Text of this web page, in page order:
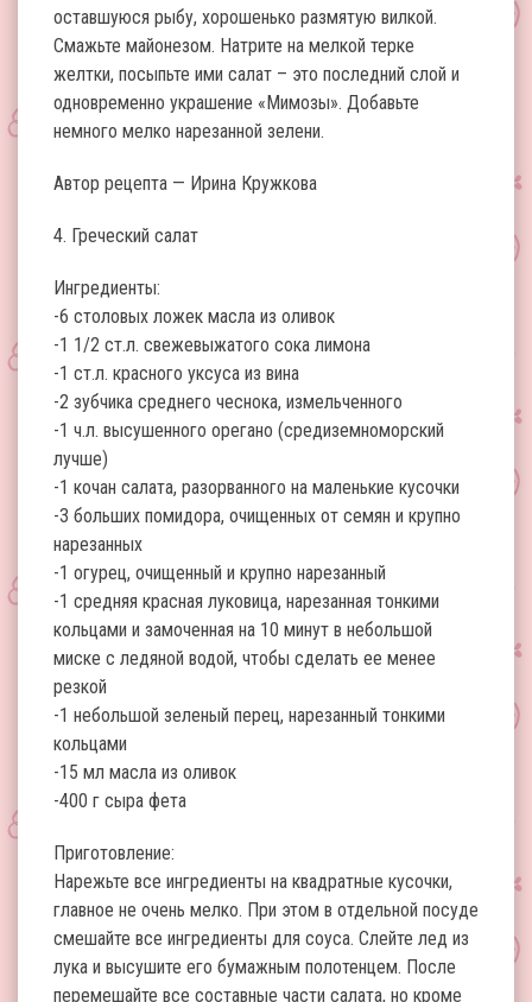
оставшуюся рыбу, хорошенько размятую вилкой.
Смажьте майонезом. Натрите на мелкой терке
желтки, посыпьте ими салат – это последний слой и
одновременно украшение «Мимозы». Добавьте
немного мелко нарезанной зелени.
Автор рецепта — Ирина Кружкова
4. Греческий салат
Ингредиенты:
-6 столовых ложек масла из оливок
-1 1/2 ст.л. свежевыжатого сока лимона
-1 ст.л. красного уксуса из вина
-2 зубчика среднего чеснока, измельченного
-1 ч.л. высушенного орегано (средиземноморский
лучше)
-1 кочан салата, разорванного на маленькие кусочки
-3 больших помидора, очищенных от семян и крупно
нарезанных
-1 огурец, очищенный и крупно нарезанный
-1 средняя красная луковица, нарезанная тонкими
кольцами и замоченная на 10 минут в небольшой
миске с ледяной водой, чтобы сделать ее менее
резкой
-1 небольшой зеленый перец, нарезанный тонкими
кольцами
-15 мл масла из оливок
-400 г сыра фета
Приготовление:
Нарежьте все ингредиенты на квадратные кусочки,
главное не очень мелко. При этом в отдельной посуде
смешайте все ингредиенты для соуса. Слейте лед из
лука и высушите его бумажным полотенцем. После
перемешайте все составные части салата, но кроме